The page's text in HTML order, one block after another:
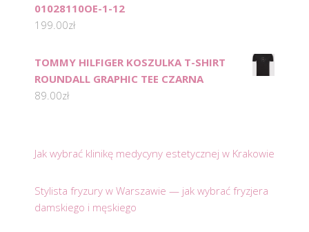
01028110OE-1-12
199.00zł
TOMMY HILFIGER KOSZULKA T-SHIRT
ROUNDALL GRAPHIC TEE CZARNA
89.00zł
Jak wybrać klinikę medycyny estetycznej w Krakowie
Stylista fryzury w Warszawie — jak wybrać fryzjera
damskiego i męskiego